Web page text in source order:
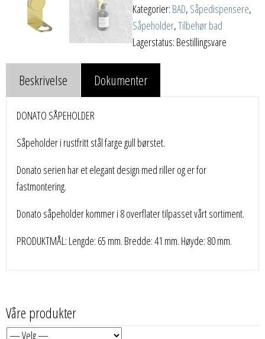
Kategorier: BAD, Såpedispensere,
Såpeholder,Tilbehør bad
Lagerstatus: Bestillingsvare
Beskrivelse Dokumenter
DONATO SÅPEHOLDER
Såpeholder i rustfritt stål farge gull børstet.
Donato serien har et elegant design med riller og er for
fastmontering.
Donato såpeholder kommer i 8 overflater tilpasset vårt sortiment.
PRODUKTMÅL: Lengde: 65 mm. Bredde: 41 mm. Høyde: 80 mm.
Våre produkter